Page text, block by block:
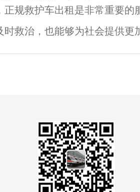
为病人提供全方位的医疗保障
正规救护车出租是非常重要的
时救治，也能够为社会提供更
于市场上存在一些不正规的救